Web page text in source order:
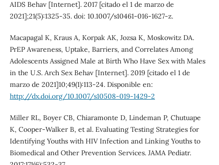
AIDS Behav [Internet]. 2017 [citado el 1 de marzo de
2021];21(5):1325-35. doi: 10.1007/s10461-016-1627-z.
Macapagal K, Kraus A, Korpak AK, Jozsa K, Moskowitz DA.
PrEP Awareness, Uptake, Barriers, and Correlates Among
Adolescents Assigned Male at Birth Who Have Sex with Males
in the U.S. Arch Sex Behav [Internet]. 2019 [citado el 1 de
marzo de 2021]10;49(1):113-24. Disponible en:
http://dx.doi.org/10.1007/s10508-019-1429-2
Miller RL, Boyer CB, Chiaramonte D, Lindeman P, Chutuape
K, Cooper-Walker B, et al. Evaluating Testing Strategies for
Identifying Youths with HIV Infection and Linking Youths to
Biomedical and Other Prevention Services. JAMA Pediatr.